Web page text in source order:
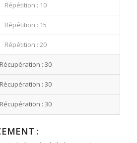
Répétition : 10
Répétition : 15
Répétition : 20
Récupération : 30
Récupération : 30
Récupération : 30
: